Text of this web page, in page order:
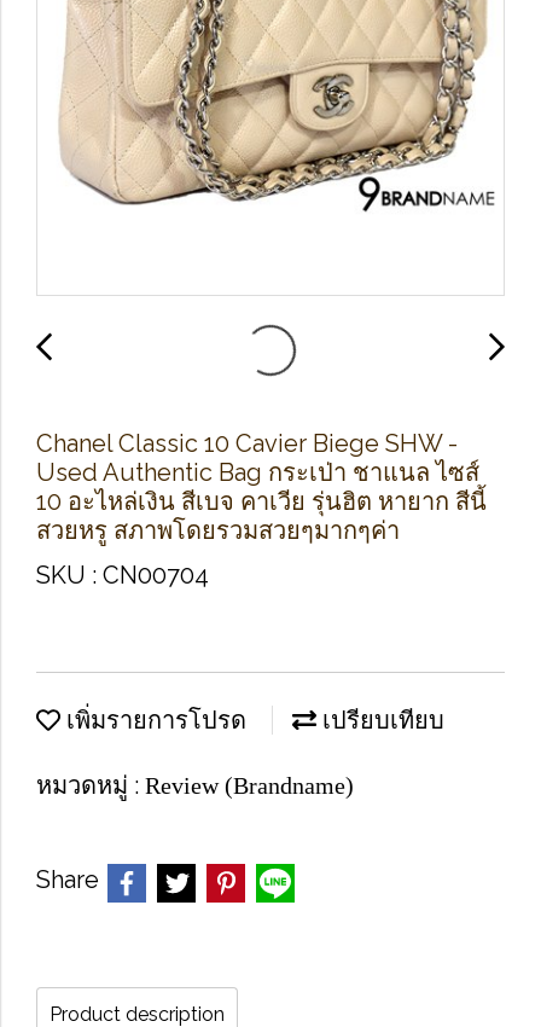
Chanel Classic 10 Cavier Biege SHW -
Used Authentic Bag กระเป่า ชาแนล ไซส์
10 อะไหล่เงิน สีเบจ คาเวีย รุ่นฮิต หายาก สีนี้
สวยหรู สภาพโดยรวมสวยๆมากๆค่า
SKU : CN00704
เพิ่มรายการโปรด เปรียบเทียบ
หมวดหมู่ : Review (Brandname)
Share
Product description